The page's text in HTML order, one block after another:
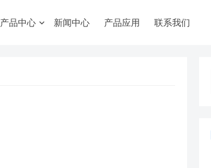
产品中心 新闻中心 产品应用 联系我们